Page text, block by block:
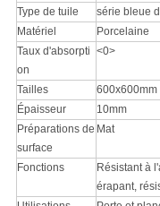
Type de tuile
série bleue
Matériel
Porcelaine
Taux d'absorpti
on
<0>
Tailles
600x600mm
Épaisseur
10mm
Préparations de
surface
Mat
Fonctions
Résistant à
érapant,